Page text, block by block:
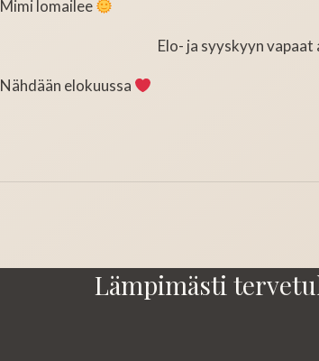
Mimi lomailee
Elo- ja syyskyyn
Nähdään elokuussa
selausLämpimästi